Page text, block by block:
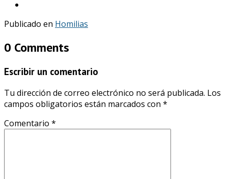
Publicado en Homilias
0 Comments
Escribir un comentario
Tu dirección de correo electrónico no será publicada. Los
campos obligatorios están marcados con *
Comentario *